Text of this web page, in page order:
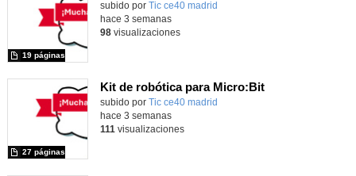
Contenido educativo.
subido por Tic ce40 madrid
19 páginas
hace 3 semanas
98visualizaciones
Kit de robótica para Micro:Bit
Contenido educativo.
subido por Tic ce40 madrid
27 páginas
hace 3 semanas
111 visualizaciones